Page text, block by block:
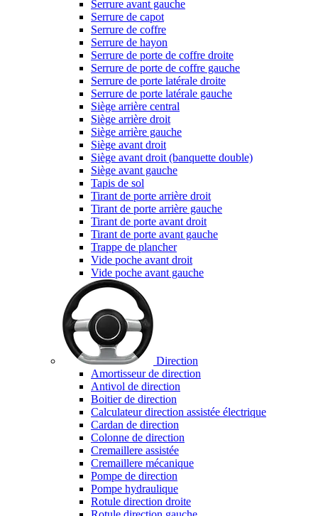
Serrure avant gauche
Serrure de capot
Serrure de coffre
Serrure de hayon
Serrure de porte de coffre droite
Serrure de porte de coffre gauche
Serrure de porte latérale droite
Serrure de porte latérale gauche
Siège arrière central
Siège arrière droit
Siège arrière gauche
Siège avant droit
Siège avant droit (banquette double)
Siège avant gauche
Tapis de sol
Tirant de porte arrière droit
Tirant de porte arrière gauche
Tirant de porte avant droit
Tirant de porte avant gauche
Trappe de plancher
Vide poche avant droit
Vide poche avant gauche
Direction
Amortisseur de direction
Antivol de direction
Boitier de direction
Calculateur direction assistée électrique
Cardan de direction
Colonne de direction
Cremaillere assistée
Cremaillere mécanique
Pompe de direction
Pompe hydraulique
Rotule direction droite